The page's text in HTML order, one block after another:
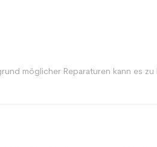
möglicher Reparaturen kann es